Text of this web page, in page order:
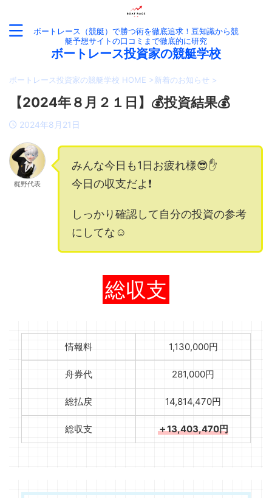
ボートレース（競艇）で勝つ術を徹底追求！豆知識から競
艇予想サイトの口コミまで徹底的に研究
ボートレース投資家の競艇学校
ボートレース投資家の競艇学校 HOME >新着のお知らせ >
【2024年８月２１日】💰投資結果💰
2024年8月21日
梶野代表
みんな今日も1日お疲れ様😎✋
今日の収支だよ❗️
しっかり確認して自分の投資の参考
にしてな☺️
総収支
情報料 1,130,000円
舟券代 281,000円
総払戻 14,814,470円
総収支 ＋13,403,470円